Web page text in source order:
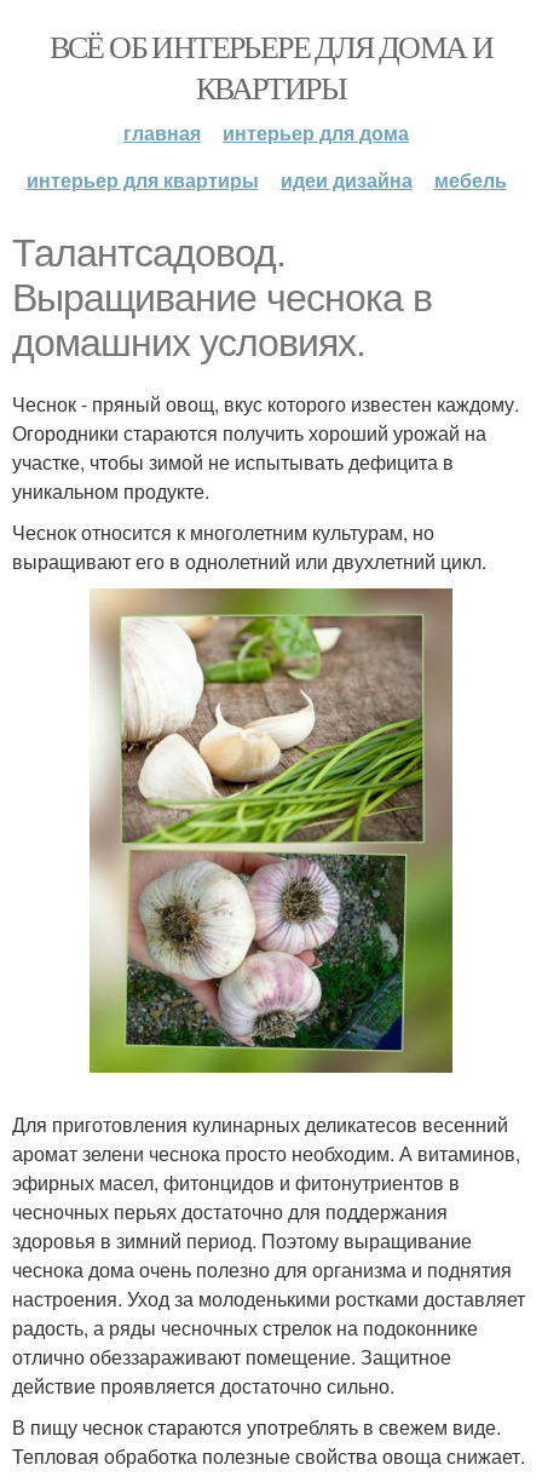
ВСЁ ОБ ИНТЕРЬЕРЕ ДЛЯ ДОМА И
КВАРТИРЫ
главная
интерьер для дома
интерьер для квартиры
идеи дизайна мебель
Талантсадовод.
Выращивание чеснока в
домашних условиях.
Чеснок - пряный овощ, вкус которого известен каждому.
Огородники стараются получить хороший урожай на
участке, чтобы зимой не испытывать дефицита в
уникальном продукте.
Чеснок относится к многолетним культурам, но
выращивают его в однолетний или двухлетний цикл.
Для приготовления кулинарных деликатесов весенний
аромат зелени чеснока просто необходим. А витаминов,
эфирных масел, фитонцидов и фитонутриентов в
чесночных перьях достаточно для поддержания
здоровья в зимний период. Поэтому выращивание
чеснока дома очень полезно для организма и поднятия
настроения. Уход за молоденькими ростками доставляет
радость, а ряды чесночных стрелок на подоконнике
отлично обеззараживают помещение. Защитное
действие проявляется достаточно сильно.
В пищу чеснок стараются употреблять в свежем виде.
Тепловая обработка полезные свойства овоща снижает.